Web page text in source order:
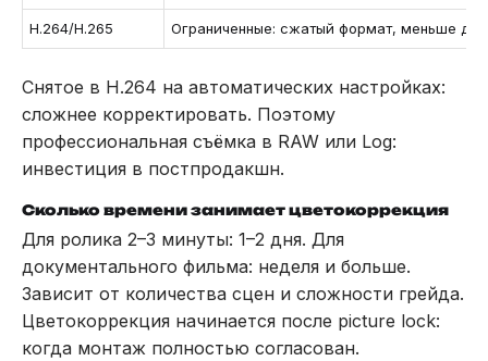
H.264/H.265 Ограниченные: сжатый формат, меньше
Снятое в H.264 на автоматических настройках:
сложнее корректировать. Поэтому
профессиональная съёмка в RAW или Log:
инвестиция в постпродакшн.
Сколько времени занимает цветокоррекция
Для ролика 2–3 минуты: 1–2 дня. Для
документального фильма: неделя и больше.
Зависит от количества сцен и сложности грейда.
Цветокоррекция начинается после picture lock:
когда монтаж полностью согласован.